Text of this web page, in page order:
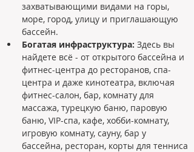
захватывающими видами на горы,
море, город, улицу и приглашающую
бассейн.
Богатая инфраструктура: Здесь вы
найдете всё - от открытого бассейна и
фитнес-центра до ресторанов, спа-
центра и даже кинотеатра, включая
фитнес-салон, бар, комнату для
массажа, турецкую баню, паровую
баню, VIP-спа, кафе, хобби-комнату,
игровую комнату, сауну, бар у
бассейна, ресторан, корты для тенниса